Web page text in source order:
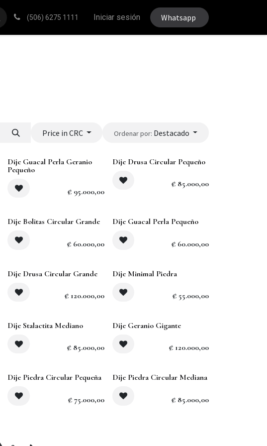
(506) 6275 1111 Iniciar sesión Whatsapp
Price in CRC Ordenar por: Destacado
Agotado
Dije Guacal Perla Geranio
Pequeño
₡ 95.000,00
Agotado
Dije Drusa Circular Pequeño
₡ 85.000,00
Dije Bolitas Circular Grande
₡ 60.000,00
Dije Guacal Perla Pequeño
₡ 60.000,00
Agotado
Dije Drusa Circular Grande
₡ 120.000,00
Dije Minimal Piedra
₡ 55.000,00
Agotado
Dije Stalactita Mediano
₡ 85.000,00
Dije Geranio Gigante
₡ 120.000,00
Dije Piedra Circular Pequeña
₡ 75.000,00
Dije Piedra Circular Mediana
₡ 85.000,00